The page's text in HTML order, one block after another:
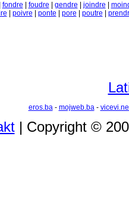
fondre foudre gendre joindre
poivre ponte pore poutre
eros.ba- mojweb.ba-
| Copyright ©